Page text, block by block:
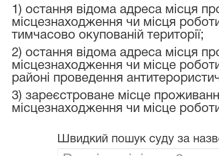
1) остання відома адреса місця
місцезнаходження чи місця
тимчасово окупованій території;
2) остання відома адреса місця
місцезнаходження чи місце
районі проведення
3) зареєстроване місце
місцезнаходження чи місце
Швидкий пошук суду за